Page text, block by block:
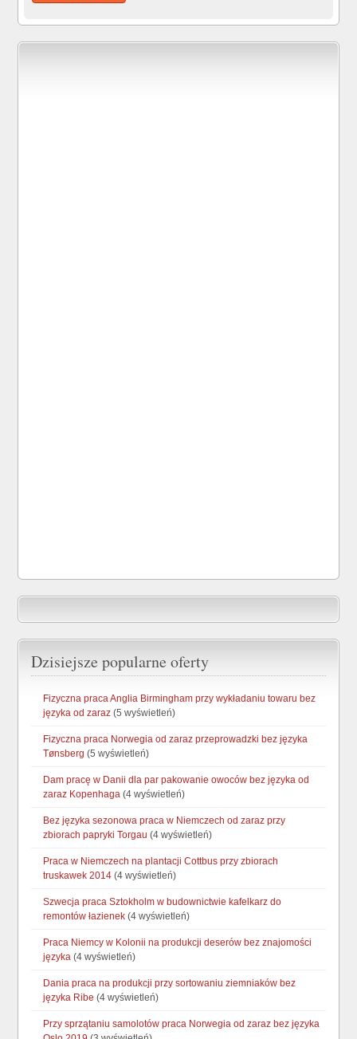
Dzisiejsze popularne oferty
Fizyczna praca Anglia Birmingham przy wykładaniu towaru bez
języka od zaraz (5 wyświetleń)
Fizyczna praca Norwegia od zaraz przeprowadzki bez języka
Tønsberg (5 wyświetleń)
Dam pracę w Danii dla par pakowanie owoców bez języka od
zaraz Kopenhaga (4 wyświetleń)
Bez języka sezonowa praca w Niemczech od zaraz przy
zbiorach papryki Torgau (4 wyświetleń)
Praca w Niemczech na plantacji Cottbus przy zbiorach
truskawek 2014 (4 wyświetleń)
Szwecja praca Sztokholm w budownictwie kafelkarz do
remontów łazienek (4 wyświetleń)
Praca Niemcy w Kolonii na produkcji deserów bez znajomości
języka (4 wyświetleń)
Dania praca na produkcji przy sortowaniu ziemniaków bez
języka Ribe (4 wyświetleń)
Przy sprzątaniu samolotów praca Norwegia od zaraz bez języka